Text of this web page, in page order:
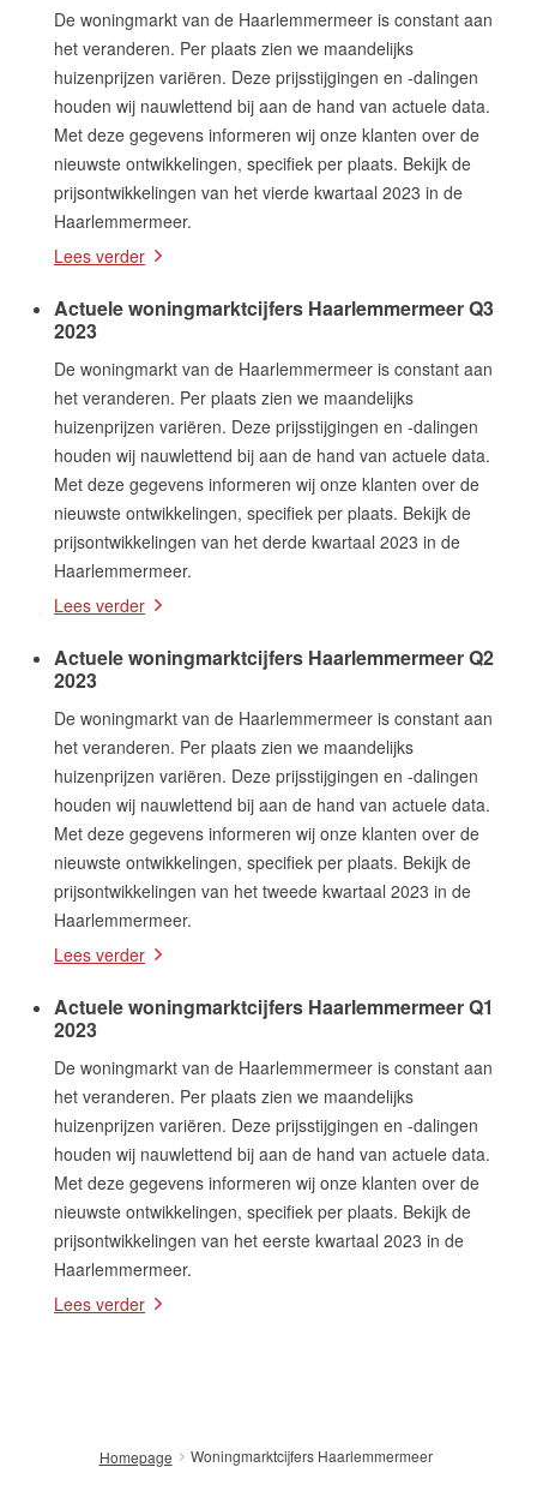
De woningmarkt van de Haarlemmermeer is constant aan
het veranderen. Per plaats zien we maandelijks
huizenprijzen variëren. Deze prijsstijgingen en -dalingen
houden wij nauwlettend bij aan de hand van actuele data.
Met deze gegevens informeren wij onze klanten over de
nieuwste ontwikkelingen, specifiek per plaats. Bekijk de
prijsontwikkelingen van het vierde kwartaal 2023 in de
Haarlemmermeer.
Lees verder
Actuele woningmarktcijfers Haarlemmermeer Q3
2023
De woningmarkt van de Haarlemmermeer is constant aan
het veranderen. Per plaats zien we maandelijks
huizenprijzen variëren. Deze prijsstijgingen en -dalingen
houden wij nauwlettend bij aan de hand van actuele data.
Met deze gegevens informeren wij onze klanten over de
nieuwste ontwikkelingen, specifiek per plaats. Bekijk de
prijsontwikkelingen van het derde kwartaal 2023 in de
Haarlemmermeer.
Lees verder
Actuele woningmarktcijfers Haarlemmermeer Q2
2023
De woningmarkt van de Haarlemmermeer is constant aan
het veranderen. Per plaats zien we maandelijks
huizenprijzen variëren. Deze prijsstijgingen en -dalingen
houden wij nauwlettend bij aan de hand van actuele data.
Met deze gegevens informeren wij onze klanten over de
nieuwste ontwikkelingen, specifiek per plaats. Bekijk de
prijsontwikkelingen van het tweede kwartaal 2023 in de
Haarlemmermeer.
Lees verder
Actuele woningmarktcijfers Haarlemmermeer Q1
2023
De woningmarkt van de Haarlemmermeer is constant aan
het veranderen. Per plaats zien we maandelijks
huizenprijzen variëren. Deze prijsstijgingen en -dalingen
houden wij nauwlettend bij aan de hand van actuele data.
Met deze gegevens informeren wij onze klanten over de
nieuwste ontwikkelingen, specifiek per plaats. Bekijk de
prijsontwikkelingen van het eerste kwartaal 2023 in de
Haarlemmermeer.
Lees verder
Homepage Woningmarktcijfers Haarlemmermeer